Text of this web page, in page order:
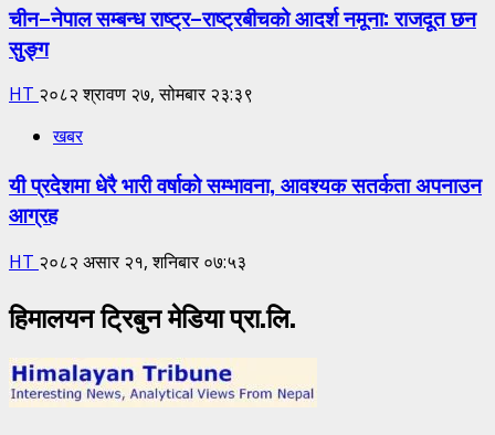
चीन–नेपाल सम्बन्ध राष्ट्र–राष्ट्रबीचको आदर्श नमूना: राजदूत छन
सुङ्ग
HT २०८२ श्रावण २७, सोमबार २३:३९
खबर
यी प्रदेशमा धेरै भारी वर्षाको सम्भावना, आवश्यक सतर्कता अपनाउन
आग्रह
HT २०८२ असार २१, शनिबार ०७:५३
हिमालयन ट्रिबुन मेडिया प्रा.लि.